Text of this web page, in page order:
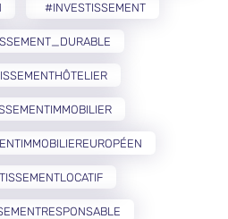
#INVESTISSEMENT